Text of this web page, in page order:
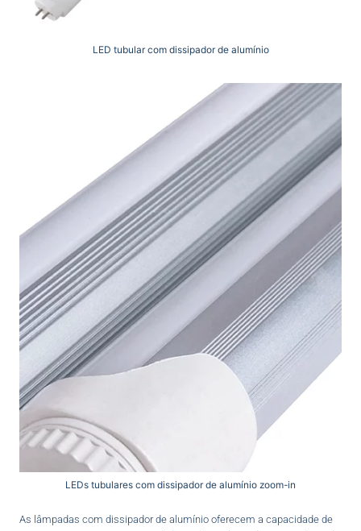
LED tubular com dissipador de alumínio
LEDs tubulares com dissipador de alumínio zoom-in
As lâmpadas com dissipador de alumínio oferecem a capacidade de